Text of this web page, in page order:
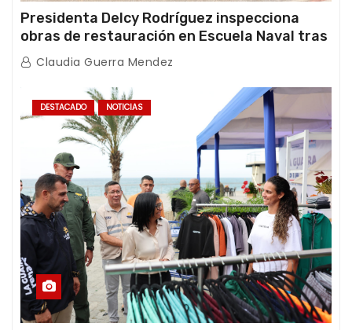
Presidenta Delcy Rodríguez inspecciona
obras de restauración en Escuela Naval tras
afectaciones sísmicas en La Guaira
Claudia Guerra Mendez
DESTACADO NOTICIAS